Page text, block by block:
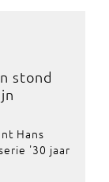
stond
Hans
'30 jaar